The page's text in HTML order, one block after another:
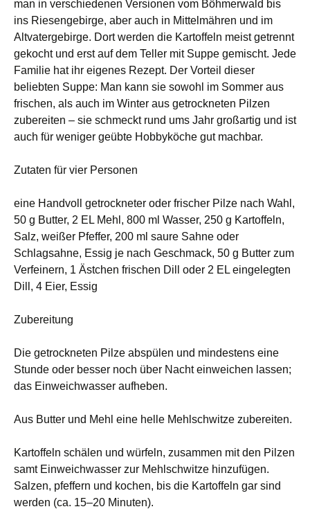
man in verschiedenen Versionen vom Böhmerwald bis
ins Riesengebirge, aber auch in Mittelmähren und im
Altvatergebirge. Dort werden die Kartoffeln meist getrennt
gekocht und erst auf dem Teller mit Suppe gemischt. Jede
Familie hat ihr eigenes Rezept. Der Vorteil dieser
beliebten Suppe: Man kann sie sowohl im Sommer aus
frischen, als auch im Winter aus getrockneten Pilzen
zubereiten – sie schmeckt rund ums Jahr großartig und ist
auch für weniger geübte Hobbyköche gut machbar.
Zutaten für vier Personen
eine Handvoll getrockneter oder frischer Pilze nach Wahl,
50 g Butter, 2 EL Mehl, 800 ml Wasser, 250 g Kartoffeln,
Salz, weißer Pfeffer, 200 ml saure Sahne oder
Schlagsahne, Essig je nach Geschmack, 50 g Butter zum
Verfeinern, 1 Ästchen frischen Dill oder 2 EL eingelegten
Dill, 4 Eier, Essig
Zubereitung
Die getrockneten Pilze abspülen und mindestens eine
Stunde oder besser noch über Nacht einweichen lassen;
das Einweichwasser aufheben.
Aus Butter und Mehl eine helle Mehlschwitze zubereiten.
Kartoffeln schälen und würfeln, zusammen mit den Pilzen
samt Einweichwasser zur Mehlschwitze hinzufügen.
Salzen, pfeffern und kochen, bis die Kartoffeln gar sind
werden (ca. 15–20 Minuten).